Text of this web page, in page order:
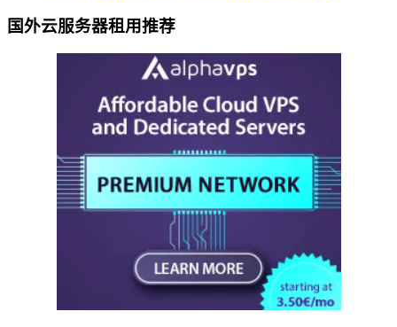
国外云服务器租用推荐